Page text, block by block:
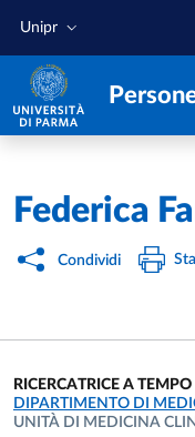
Unipr
Home /
Federica
Condividi
RICERCATRICE A
UNITÀ ORGANIZZATIVA
DIPARTIMENTO DI
UNITÀ DI MEDICINA